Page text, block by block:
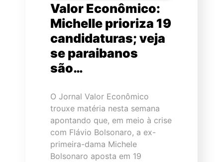
Valor Econômico:
Michelle prioriza 19
candidaturas; veja
se paraibanos
são…
O Jornal Valor Econômico
trouxe matéria nesta semana
apontando que, em meio à crise
com Flávio Bolsonaro, a ex-
primeira-dama Michele
Bolsonaro aposta em 19